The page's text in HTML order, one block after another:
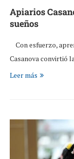
Apiarios
sueños
Con esfuerzo,
Casanova convirtió
Leer más